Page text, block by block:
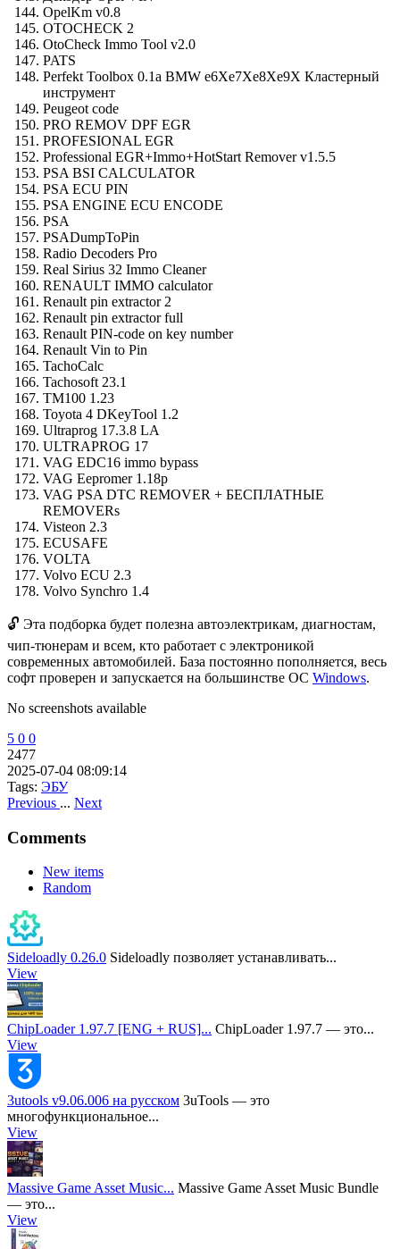
OpelKm v0.8
OTOCHECK 2
OtoCheck Immo Tool v2.0
PATS
Perfekt Toolbox 0.1a BMW e6Xe7Xe8Xe9X Кластерный
инструмент
Peugeot code
PRO REMOV DPF EGR
PROFESIONAL EGR
Professional EGR+Immo+HotStart Remover v1.5.5
PSA BSI CALCULATOR
PSA ECU PIN
PSA ENGINE ECU ENCODE
PSA
PSADumpToPin
Radio Decoders Pro
Real Sirius 32 Immo Cleaner
RENAULT IMMO calculator
Renault pin extractor 2
Renault pin extractor full
Renault PIN-code on key number
Renault Vin to Pin
TachoCalc
Tachosoft 23.1
TM100 1.23
Toyota 4 DKeyTool 1.2
Ultraprog 17.3.8 LA
ULTRAPROG 17
VAG EDC16 immo bypass
VAG Eepromer 1.18p
VAG PSA DTC REMOVER + БЕСПЛАТНЫЕ
REMOVERs
Visteon 2.3
ECUSAFE
VOLTA
Volvo ECU 2.3
Volvo Synchro 1.4
🔓 Эта подборка будет полезна автоэлектрикам, диагностам,
чип-тюнерам и всем, кто работает с электроникой
современных автомобилей. База постоянно пополняется, весь
софт проверен и запускается на большинстве ОС Windows.
No screenshots available
5 0 0
2477
2025-07-04 08:09:14
Tags: ЭБУ
Previous ... Next
Comments
New items
Random
Sideloadly 0.26.0 Sideloadly позволяет устанавливать...
View
ChipLoader 1.97.7 [ENG + RUS]... ChipLoader 1.97.7 — это...
View
3utools v9.06.006 на русском 3uTools — это
многофункциональное...
View
Massive Game Asset Music... Massive Game Asset Music Bundle
— это...
View